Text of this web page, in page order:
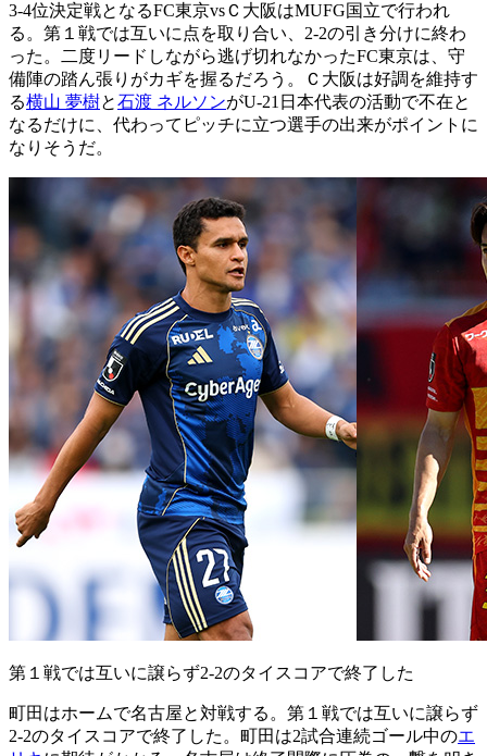
3-4位決定戦となるFC東京vsＣ大阪はMUFG国立で行われ
る。第１戦では互いに点を取り合い、2-2の引き分けに終わ
った。二度リードしながら逃げ切れなかったFC東京は、守
備陣の踏ん張りがカギを握るだろう。Ｃ大阪は好調を維持す
る横山 夢樹と石渡 ネルソンがU-21日本代表の活動で不在と
なるだけに、代わってピッチに立つ選手の出来がポイントに
なりそうだ。
第１戦では互いに譲らず2-2のタイスコアで終了した
町田はホームで名古屋と対戦する。第１戦では互いに譲らず
2-2のタイスコアで終了した。町田は2試合連続ゴール中のエ